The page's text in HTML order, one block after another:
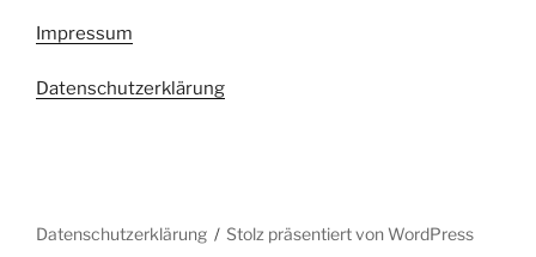
Impressum
Datenschutzerklärung
Datenschutzerklärung Stolz präsentiert von WordPress